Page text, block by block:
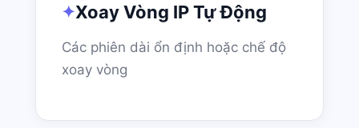
Xoay Vòng IP Tự Động
Các phiên dài ổn định hoặc chế độ
xoay vòng